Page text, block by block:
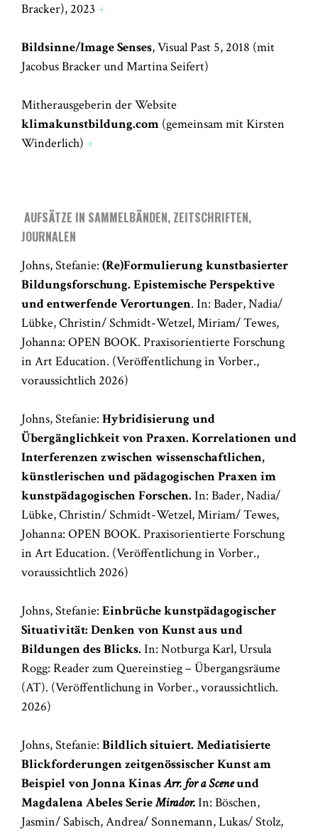
Bracker), 2023 +
Bildsinne/Image Senses, Visual Past 5, 2018 (mit
Jacobus Bracker und Martina Seifert)
Mitherausgeberin der Website
klimakunstbildung.com (gemeinsam mit Kirsten
Winderlich) +
AUFSÄTZE IN SAMMELBÄNDEN, ZEITSCHRIFTEN,
JOURNALEN
Johns, Stefanie: (Re)Formulierung kunstbasierter
Bildungsforschung. Epistemische Perspektive
und entwerfende Verortungen. In: Bader, Nadia/
Lübke, Christin/ Schmidt-Wetzel, Miriam/ Tewes,
Johanna: OPEN BOOK. Praxisorientierte Forschung
in Art Education. (Veröffentlichung in Vorber.,
voraussichtlich 2026)
Johns, Stefanie: Hybridisierung und
Übergänglichkeit von Praxen. Korrelationen und
Interferenzen zwischen wissenschaftlichen,
künstlerischen und pädagogischen Praxen im
kunstpädagogischen Forschen. In: Bader, Nadia/
Lübke, Christin/ Schmidt-Wetzel, Miriam/ Tewes,
Johanna: OPEN BOOK. Praxisorientierte Forschung
in Art Education. (Veröffentlichung in Vorber.,
voraussichtlich 2026)
Johns, Stefanie: Einbrüche kunstpädagogischer
Situativität: Denken von Kunst aus und
Bildungen des Blicks. In: Notburga Karl, Ursula
Rogg: Reader zum Quereinstieg – Übergangsräume
(AT). (Veröffentlichung in Vorber., voraussichtlich.
2026)
Johns, Stefanie: Bildlich situiert. Mediatisierte
Blickforderungen zeitgenössischer Kunst am
Beispiel von Jonna KinasArr. for a Sceneund
Magdalena Abeles SerieMirador.In: Böschen,
Jasmin/ Sabisch, Andrea/ Sonnemann, Lukas/ Stolz,